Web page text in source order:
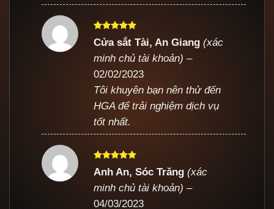
Được xếp
sao
Cửa sắt Tài, An Giang(xác
minh chủ tài khoản) –
02/02/2023
Tôi khuyên bạn nên thử đến
HGA để trải nghiệm dịch vụ
tốt nhất.
Được xếp
5
sao
Anh An, Sóc Trăng(xác
minh chủ tài khoản) –
04/03/2023